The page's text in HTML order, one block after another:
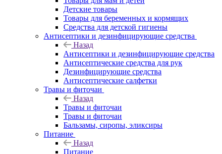
Детские товары
Товары для беременных и кормящих
Средства для детской гигиены
Антисептики и дезинфицирующие средства
Назад
Антисептики и дезинфицирующие средства
Антисептические средства для рук
Дезинфицирующие средства
Антисептические салфетки
Травы и фиточаи
Назад
Травы и фиточаи
Травы и фиточаи
Бальзамы, сиропы, эликсиры
Питание
Назад
Питание